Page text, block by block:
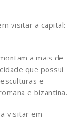
visitar a capital:
a mais de
que possui
e
e bizantina.
visitar em